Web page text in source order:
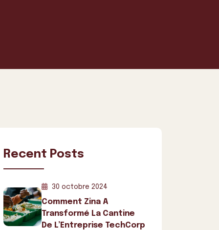
Recent Posts
30 octobre 2024
Comment Zina A
Transformé La Cantine
De L’Entreprise TechCorp